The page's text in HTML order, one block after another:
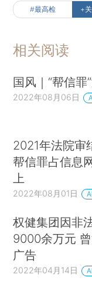
#最高检 +
相关阅读
国风｜“帮信罪
2022年08月06日
2021年法院审
帮信罪占信息
上
2022年08月01日
权健集团因非
9000余万元
广告
2022年04月14日